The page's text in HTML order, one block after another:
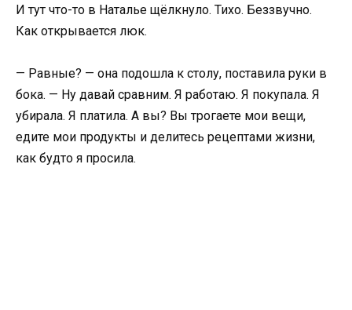
И тут что-то в Наталье щёлкнуло. Тихо. Беззвучно.
Как открывается люк.
— Равные? — она подошла к столу, поставила руки в
бока. — Ну давай сравним. Я работаю. Я покупала. Я
убирала. Я платила. А вы? Вы трогаете мои вещи,
едите мои продукты и делитесь рецептами жизни,
как будто я просила.